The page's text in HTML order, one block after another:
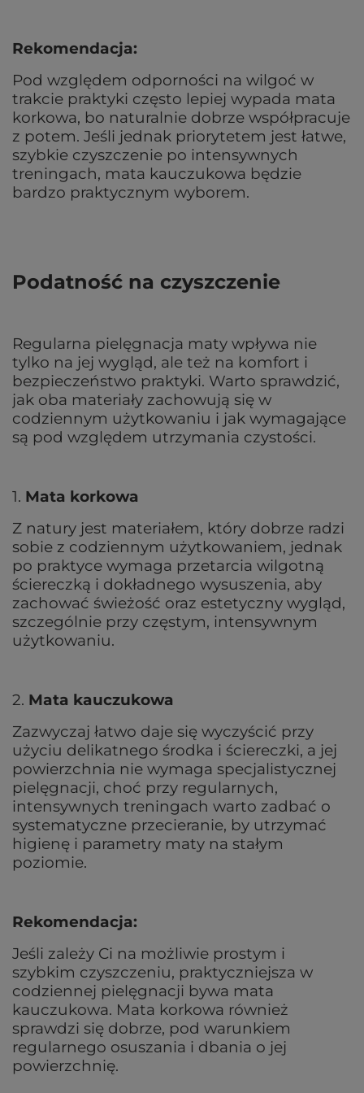
Rekomendacja:
Pod względem odporności na wilgoć w
trakcie praktyki często lepiej wypada mata
korkowa, bo naturalnie dobrze współpracuje
z potem. Jeśli jednak priorytetem jest łatwe,
szybkie czyszczenie po intensywnych
treningach, mata kauczukowa będzie
bardzo praktycznym wyborem.
Podatność na czyszczenie
Regularna pielęgnacja maty wpływa nie
tylko na jej wygląd, ale też na komfort i
bezpieczeństwo praktyki. Warto sprawdzić,
jak oba materiały zachowują się w
codziennym użytkowaniu i jak wymagające
są pod względem utrzymania czystości.
1. Mata korkowa
Z natury jest materiałem, który dobrze radzi
sobie z codziennym użytkowaniem, jednak
po praktyce wymaga przetarcia wilgotną
ściereczką i dokładnego wysuszenia, aby
zachować świeżość oraz estetyczny wygląd,
szczególnie przy częstym, intensywnym
użytkowaniu.
2. Mata kauczukowa
Zazwyczaj łatwo daje się wyczyścić przy
użyciu delikatnego środka i ściereczki, a jej
powierzchnia nie wymaga specjalistycznej
pielęgnacji, choć przy regularnych,
intensywnych treningach warto zadbać o
systematyczne przecieranie, by utrzymać
higienę i parametry maty na stałym
poziomie.
Rekomendacja:
Jeśli zależy Ci na możliwie prostym i
szybkim czyszczeniu, praktyczniejsza w
codziennej pielęgnacji bywa mata
kauczukowa. Mata korkowa również
sprawdzi się dobrze, pod warunkiem
regularnego osuszania i dbania o jej
powierzchnię.